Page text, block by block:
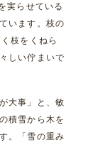
実らせている
います。枝の
枝をくねら
しい佇まいで
大事」と、敏
積雪から木を
。「雪の重み